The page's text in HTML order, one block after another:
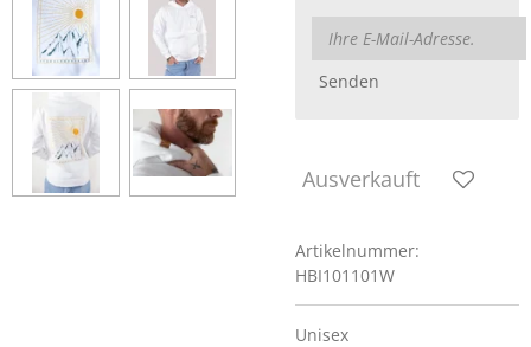
Senden
Ausverkauft
Artikelnummer:
HBI101101W
Unisex